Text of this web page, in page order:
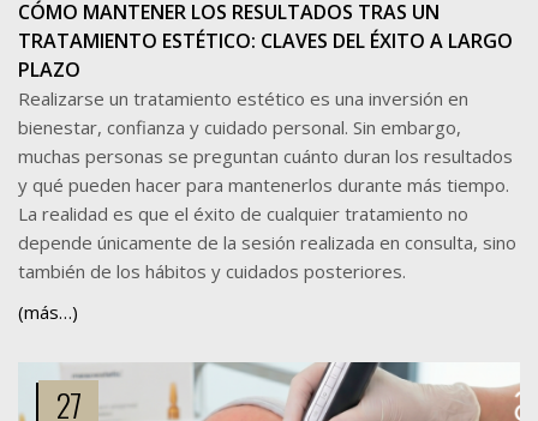
CÓMO MANTENER LOS RESULTADOS TRAS UN
TRATAMIENTO ESTÉTICO: CLAVES DEL ÉXITO A LARGO
PLAZO
Realizarse un tratamiento estético es una inversión en
bienestar, confianza y cuidado personal. Sin embargo,
muchas personas se preguntan cuánto duran los resultados
y qué pueden hacer para mantenerlos durante más tiempo.
La realidad es que el éxito de cualquier tratamiento no
depende únicamente de la sesión realizada en consulta, sino
también de los hábitos y cuidados posteriores.
(más…)
27